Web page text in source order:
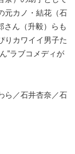
元カノ・結花（石
さん（升毅）らも
りカワイイ男子た
”ラブコメディが
ら／石井杏奈／石